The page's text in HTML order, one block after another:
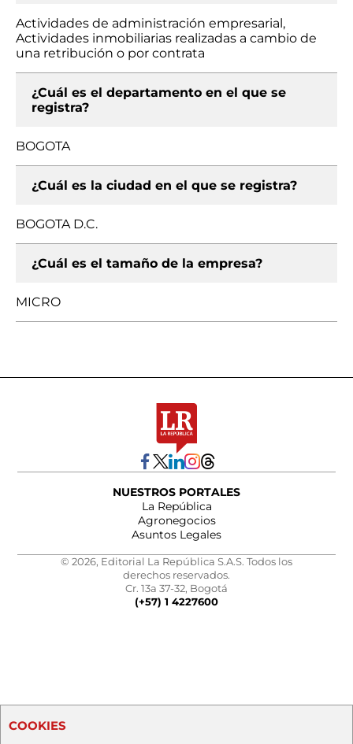
Actividades de administración empresarial,
Actividades inmobiliarias realizadas a cambio de
una retribución o por contrata
¿Cuál es el departamento en el que se
registra?
BOGOTA
¿Cuál es la ciudad en el que se registra?
BOGOTA D.C.
¿Cuál es el tamaño de la empresa?
MICRO
NUESTROS PORTALES
La República
Agronegocios
Asuntos Legales
© 2026, Editorial La República S.A.S. Todos los
derechos reservados.
Cr. 13a 37-32, Bogotá
(+57) 1 4227600
COOKIES